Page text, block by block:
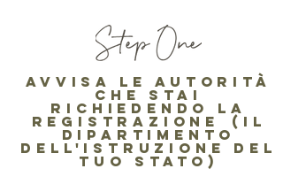
Avvisa le autorità
che stai
richiedendo la
registrazione (il
dipartimento
dell'istruzione del
tuo stato)